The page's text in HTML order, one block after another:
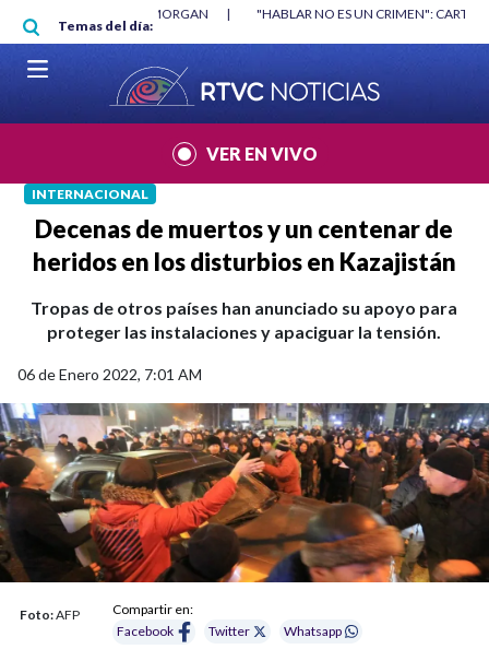
Pasar al contenido principal
Temas del día:
"HABLAR NO ES UN CRIMEN": CARTA DE BETO CORAL |
VER EN VIVO
INTERNACIONAL
Decenas de muertos y un centenar de
heridos en los disturbios en Kazajistán
Tropas de otros países han anunciado su apoyo para
proteger las instalaciones y apaciguar la tensión.
06 de Enero 2022, 7:01 AM
Foto:AFP
Compartir en:
Facebook
Twitter Whatsapp